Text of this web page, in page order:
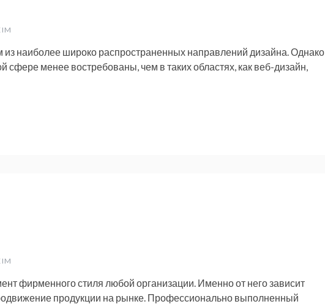
наиболее широко распространенных направлений дизайна. Однако
сфере менее востребованы, чем в таких областях, как веб-дизайн,
фирменного стиля любой организации. Именно от него зависит
продукции на рынке. Профессионально выполненный